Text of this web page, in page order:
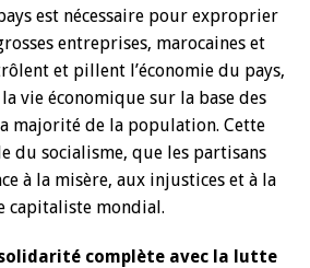
est nécessaire pour exproprier
entreprises, marocaines et
et pillent l’économie du pays,
vie économique sur la base des
majorité de la population. Cette
du socialisme, que les partisans
à la misère, aux injustices et à la
capitaliste mondial.
complète avec la lutte